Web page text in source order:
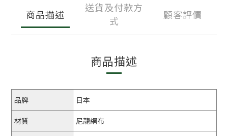
商品描述
送貨及付款方
式
顧客評價
商品描述
品牌 日本
材質 尼龍網布